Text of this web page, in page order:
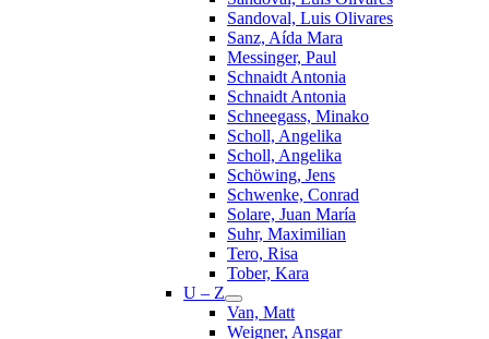
Sandoval, Luis Olivares
Sanz, Aída Mara
Messinger, Paul
Schnaidt Antonia
Schnaidt Antonia
Schneegass, Minako
Scholl, Angelika
Scholl, Angelika
Schöwing, Jens
Schwenke, Conrad
Solare, Juan María
Suhr, Maximilian
Tero, Risa
Tober, Kara
U – Z
Van, Matt
Weigner, Ansgar